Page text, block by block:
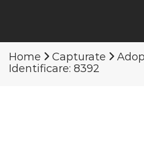
Home Capturate
Identificare: 8392